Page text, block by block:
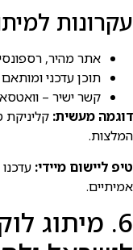
עקרונות
אתר מהיר,
תוכן עדכני
קשר ישיר –
דוגמה מעשית: קליניקת
המלצות.
טיפ ליישום מיידי:
אמיתיים.
6. מיתוג